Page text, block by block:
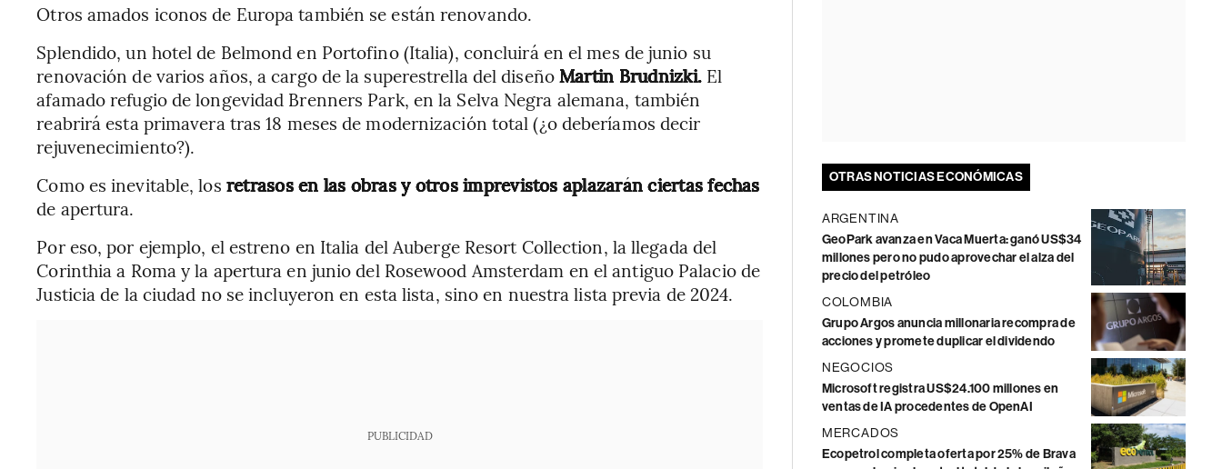
Otros amados iconos de Europa también se están renovando.
Splendido, un hotel de Belmond en Portofino (Italia), concluirá en el mes de junio su
renovación de varios años, a cargo de la superestrella del diseñoMartin Brudnizki. El
afamado refugio de longevidad Brenners Park, en la Selva Negra alemana, también
reabrirá esta primavera tras 18 meses de modernización total (¿o deberíamos decir
rejuvenecimiento?).
Como es inevitable, los retrasos en las obras y otros imprevistos aplazarán ciertas fechas
de apertura.
Por eso, por ejemplo, el estreno en Italia del Auberge Resort Collection, la llegada del
Corinthia a Roma y la apertura en junio del Rosewood Amsterdam en el antiguo Palacio de
Justicia de la ciudad no se incluyeron en esta lista, sino en nuestra lista previa de 2024.
PUBLICIDAD
OTRAS NOTICIAS ECONÓMICAS
ARGENTINA
GeoPark avanza en Vaca Muerta: ganó US$34
millones pero no pudo aprovechar el alza del
precio del petróleo
COLOMBIA
Grupo Argos anuncia millonaria recompra de
acciones y promete duplicar el dividendo
NEGOCIOS
Microsoft registra US$24.100 millones en
ventas de IA procedentes de OpenAI
MERCADOS
Ecopetrol completa oferta por 25% de Brava